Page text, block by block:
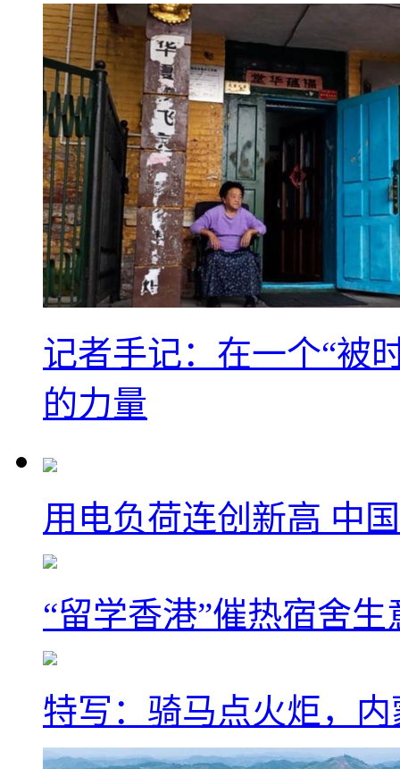
记者手记：在一个“被
的力量
用电负荷连创新高 中
“留学香港”催热宿舍
特写：骑马点火炬，